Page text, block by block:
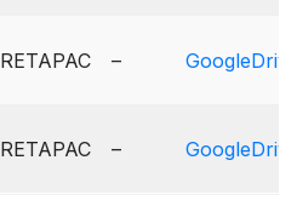
RETAPAC –
RETAPAC –